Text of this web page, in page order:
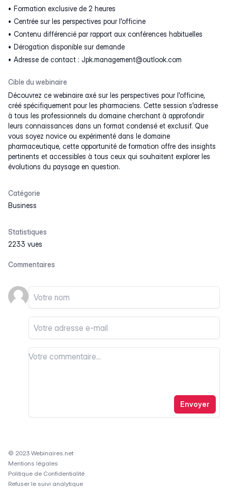
Formation exclusive de 2 heures
Centrée sur les perspectives pour l'officine
Contenu différencié par rapport aux conférences habituelles
Dérogation disponible sur demande
Adresse de contact : Jpk.management@outlook.com
Cible du webinaire
Découvrez ce webinaire axé sur les perspectives pour l'officine,
créé spécifiquement pour les pharmaciens. Cette session s'adresse
à tous les professionnels du domaine cherchant à approfondir
leurs connaissances dans un format condensé et exclusif. Que
vous soyez novice ou expérimenté dans le domaine
pharmaceutique, cette opportunité de formation offre des insights
pertinents et accessibles à tous ceux qui souhaitent explorer les
évolutions du paysage en question.
Catégorie
Business
Statistiques
2233 vues
Commentaires
Votre nom
Votre email
Votre commentaire
Votre commentaire
Envoyer
© 2023 Webinaires.net
Mentions légales
Politique de Confidentialité
Refuser le suivi analytique